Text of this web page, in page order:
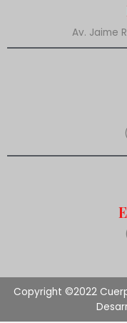
Av. Jaime
Copyright ©2022